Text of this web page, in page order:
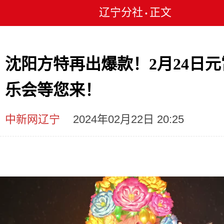
辽宁分社 • 正文
沈阳方特再出爆款！2月24日
乐会等您来！
中新网辽宁 2024年02月22日 20:25